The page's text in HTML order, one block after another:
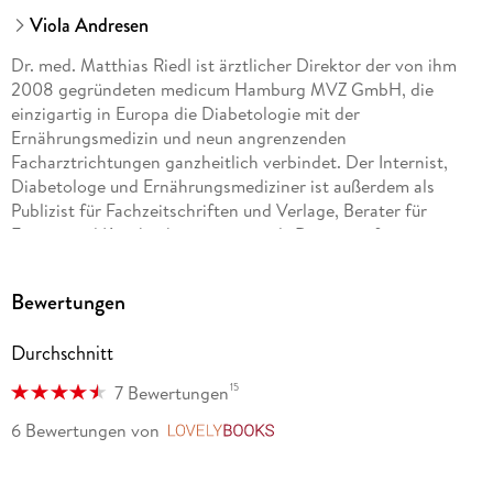
Viola Andresen
Dr. med. Matthias Riedl ist ärztlicher Direktor der von ihm
2008 gegründeten medicum Hamburg MVZ GmbH, die
einzigartig in Europa die Diabetologie mit der
Ernährungsmedizin und neun angrenzenden
Facharztrichtungen ganzheitlich verbindet. Der Internist,
Diabetologe und Ernährungsmediziner ist außerdem als
Publizist für Fachzeitschriften und Verlage, Berater für
Firmen und Krankenkassen sowie als Dozent auf
Deutscher Ernährungsmediziner (BDEM e. V.) engagiert er
ihn das Magazin Focus in seine Empfehlungsliste Top-
Mediziner auf.
Dr. med. Viola Andresen ist Fachärztin fu r Innere Medizin
Bewertungen
Durchschnitt
7 Bewertungen15
6 Bewertungen von